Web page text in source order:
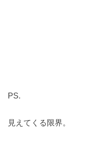
PS.
見えてくる限界。